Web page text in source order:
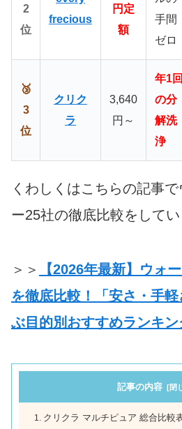
2
位
frecious
円定
額
手間
ゼロ
🥉
3
位
クリク
ラ
3,640
円～
年1回
の分
解洗
浄
くわしくはこちらの記事
ー25社の徹底比較をして
＞＞
【2026年最新】ウォ
を徹底比較！「安さ・手
ぶ目的別おすすめランキン
記事の内容
クリクラ マルチピュア 総合比較